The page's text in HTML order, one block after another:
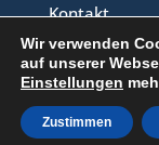
Kontakt
Impressum
Datenschutz
Wir verwenden
auf unserer
Einstellungen
Zustimmen